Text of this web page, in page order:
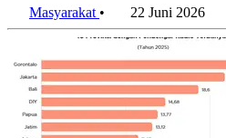
Masyarakat • 22 Juni 2026